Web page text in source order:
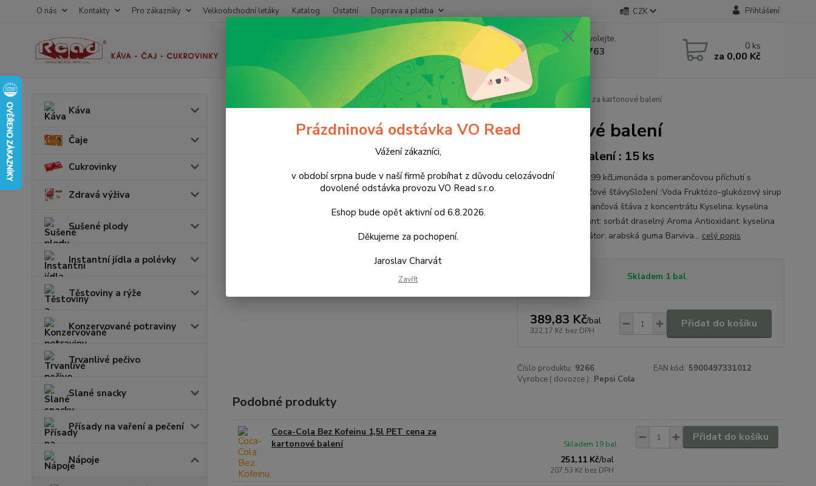
O nás Kontakty Pro zákazníky Velkoobchodní letáky Katalog Ostatní Doprava a platba CZK Přihlášení
Nevíte si rady? Zavolejte.
+420 602 388 763
Po - Pá 8 - 14h
0 ks
za 0,00 Kč
Káva
Čaje
Cukrovinky
Zdravá výživa
Sušené plody
Instantní jídla a polévky
Těstoviny a rýže
Konzervované potraviny
Trvanlivé pečivo
Slané snacky
Přísady na vaření a pečení
Nápoje
Nealkoholické nápoje Limonády a vody Mirinda Pomeranč 1l PET cena za kartonové balení
Mirinda Pomeranč 1l PET cena za kartonové balení
Kartonové balení : 15 ks
cena za 1 litr je 25.99 kčLimonáda s pomerančovou příchutí s
obsahem pomerančové šťávySložení :Voda Fruktózo-glukózový sirup
Oxid uhličitý Pomerančová šťáva z koncentrátu Kyselina: kyselina
citronová Konzervant: sorbát draselný Aroma Antioxidant: kyselina
askorbová Stabilizátor: arabská guma Barviva... celý popis
Skladem 1 bal
389,83 Kč/bal
322,17 Kč bez DPH
Přidat do košíku
Číslo produktu: 9266 EAN kód: 5900497331012
Vyrobce ( dovozce ): Pepsi Cola
Podobné produkty
Coca-Cola Bez Kofeinu 1,5l PET cena za
kartonové balení
251,11 Kč/bal
207,53 Kč bez DPH
Skladem 19 bal
Přidat do košíku
Prázdninová odstávka VO Read
Vážení zákazníci,
v období srpna bude v naší firmě probíhat z důvodu celozávodní
dovolené odstávka provozu VO Read s.r.o.
Eshop bude opět aktivní od 6.8.2026.
Děkujeme za pochopení.
Jaroslav Charvát
Zavřít